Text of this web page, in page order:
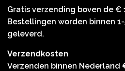
Gratis verzending boven de €
Bestellingen worden binnen
geleverd.
Verzendkosten
Verzenden binnen Nederland